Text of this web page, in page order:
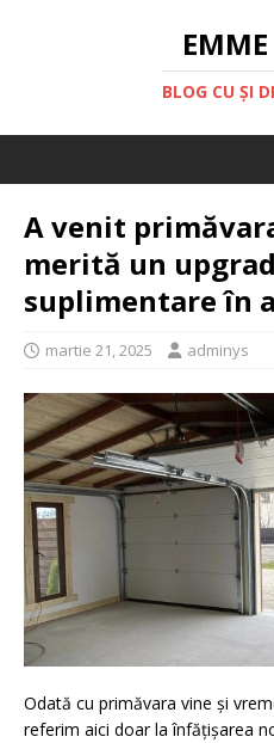
EMME
BLOG CU ȘI
A venit
merită un
suplimentare în
martie 21, 2025 adminys
Odată cu primăvara vine și
referim aici doar la înfățișarea